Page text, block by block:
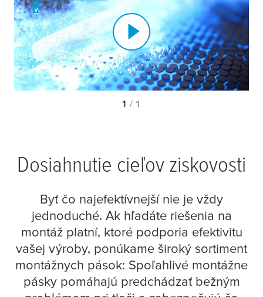
1 / 1
Dosiahnutie cieľov ziskovosti
Byť čo najefektívnejší nie je vždy
jednoduché. Ak hľadáte riešenia na
montáž platní, ktoré podporia efektivitu
vašej výroby, ponúkame široký sortiment
montážnych pások: Spoľahlivé montážne
pásky pomáhajú predchádzať bežným